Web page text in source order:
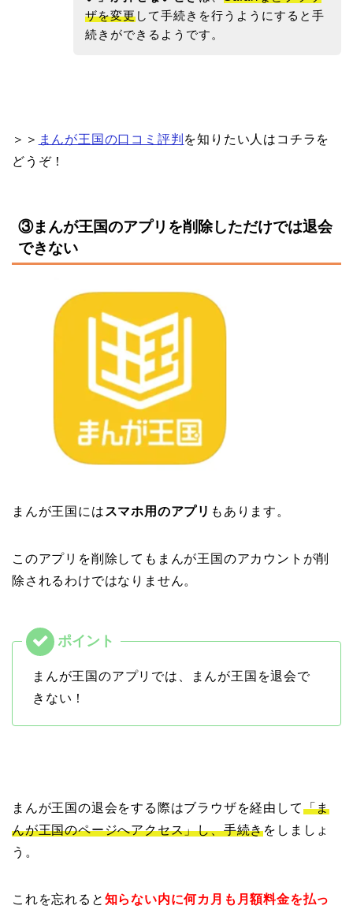
ザを変更して手続きを行うようにすると手
続きができるようです。
＞＞ まんが王国の口コミ評判 を知りたい人はコチラを
どうぞ！
③まんが王国のアプリを削除しただけでは退会
できない
まんが王国には スマホ用のアプリ もあります。
このアプリを削除してもまんが王国のアカウントが削
除されるわけではなりません。
まんが王国のアプリでは、まんが王国を退会で
きない！
まんが王国の退会をする際はブラウザを経由して「ま
んが王国のページへアクセス」し、手続きをしましょ
う。
これを忘れると 知らない内に何カ月も月額料金を払っ